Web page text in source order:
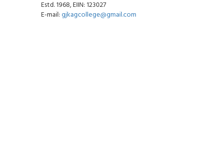
Estd. 1968, EIIN: 123027
E-mail:gjkagcollege@gmail.com